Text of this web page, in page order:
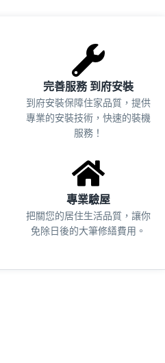
完善服務 到府安裝
到府安裝保障住家品質，提供
專業的安裝技術，快速的裝機
服務！
專業驗屋
把關您的居住生活品質， 讓你
免除日後的大筆修繕費用。